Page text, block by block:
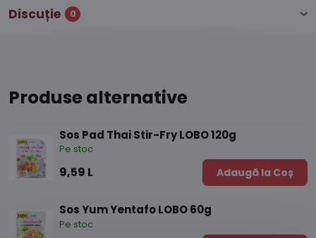
Discuție 0
Produse alternative
Sos Pad Thai Stir-Fry LOBO 120g
Pe stoc
9,59 L Adaugă la Coș
Sos Yum Yentafo LOBO 60g
Pe stoc